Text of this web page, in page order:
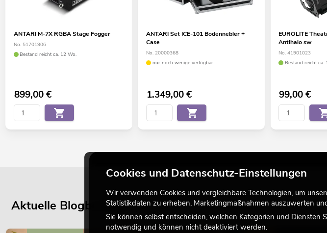
ANTARI M-7X RGBA Stage Fogger
No. 51701906
Bestand reicht ca. 12 Wo.
899,00€
ANTARI Set ICE-101 Bodennebler +
Case
No. 20000368
nur noch wenige verfügbar
1.349,00€
EUROLITE
Antihalo sw
No. 41901023
Bestand reicht ca.
99,00€
Aktuelle Blogbeiträge
Cookies und Datenschutz-Einstellungen
Wir verwenden Cookies und vergleichbare Technologien, um
Statistikdaten zu erheben, Marketingmaßnahmen auszuwerten
Sie können selbst entscheiden, welchen Kategorien und Diensten
notwendig und können nicht deaktiviert werden.